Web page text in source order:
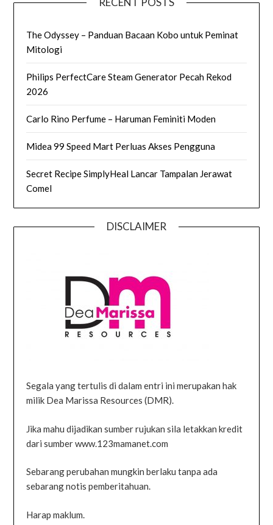
The Odyssey – Panduan Bacaan Kobo untuk Peminat
Mitologi
Philips PerfectCare Steam Generator Pecah Rekod
2026
Carlo Rino Perfume – Haruman Feminiti Moden
Midea 99 Speed Mart Perluas Akses Pengguna
Secret Recipe SimplyHeal Lancar Tampalan Jerawat
Comel
DISCLAIMER
Segala yang tertulis di dalam entri ini merupakan hak
milik Dea Marissa Resources (DMR).
Jika mahu dijadikan sumber rujukan sila letakkan kredit
dari sumber www.123mamanet.com
Sebarang perubahan mungkin berlaku tanpa ada
sebarang notis pemberitahuan.
Harap maklum.